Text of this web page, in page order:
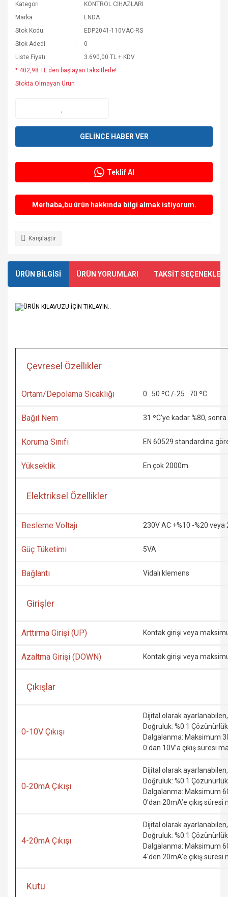
Kategori
KONTROL CİHAZLARI
Marka
ENDA
Stok Kodu
EDP2041-110VAC-RS
Stok Adedi
0
Liste Fiyatı
3.690,00 TL + KDV
* 402,98 TL den başlayan taksitlerle!
Stokta Olmayan Ürün
GELİNCE HABER VER
Teklif Al
Merhaba,bu ürün hakkında bilgi almak istiyorum.
Karşılaştır
ÜRÜN BİLGİSİ ÜRÜN YORUMLARI TAKSİT SEÇENEKLERİ
ÜRÜN KILAVUZU İÇİN TIKLAYIN..
Çevresel Özellikler
Ortam/Depolama Sıcaklığı 0...50 ºC /-25...70 ºC
Bağıl Nem 31 ºC'ye kadar %80,
Koruma Sınıfı EN 60529 standardına
Yükseklik En çok 2000m
Elektriksel Özellikler
Besleme Voltajı 230V AC +%10 -%20
Güç Tüketimi 5VA
Bağlantı Vidalı klemens
Girişler
Arttırma Girişi (UP) Kontak girişi veya
Azaltma Girişi (DOWN) Kontak girişi veya
Çıkışlar
0-10V Çıkışı
Dijital olarak
Doğruluk: %0.1
Dalgalanma: Maksimum
0 dan 10V’a çıkış süresi
0-20mA Çıkışı
Dijital olarak
Doğruluk: %0.1
Dalgalanma: Maksimum
0'dan 20mA’e çıkış
4-20mA Çıkışı
Dijital olarak
Doğruluk: %0.1
Dalgalanma: Maksimum
4'den 20mA’e çıkış
Kutu